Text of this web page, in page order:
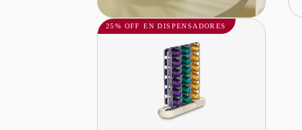
25% OFF EN DISPENSADORES